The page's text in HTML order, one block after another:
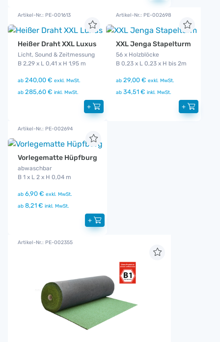
Artikel-Nr.: PE-001613
Heißer Draht XXL Luxus
Licht, Sound & Zeitmessung
B 2,29 x L 0,41 x H 1,95 m
ab 240,00 € exkl. MwSt.
ab 285,60 € inkl. MwSt.
+
Artikel-Nr.: PE-002698
XXL Jenga Stapelturm
56 x Holzblöcke
B 0,23 x L 0,23 x H bis 2m
ab 29,00 € exkl. MwSt.
ab 34,51 € inkl. MwSt.
+
Artikel-Nr.: PE-002694
Vorlegematte Hüpfburg
abwaschbar
B 1 x L 2 x H 0,04 m
ab 6,90 € exkl. MwSt.
ab 8,21 € inkl. MwSt.
+
Artikel-Nr.: PE-002355